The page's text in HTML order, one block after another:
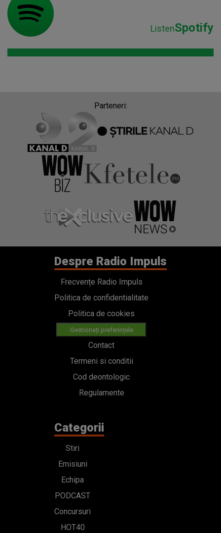
ListenSpotify
Parteneri:
Despre Radio Impuls
Frecvențe Radio Impuls
Politica de confidentialitate
Politica de cookies
Gestionați preferințele
Contact
Termeni si conditii
Cod deontologic
Regulamente
Categorii
Stiri
Emisiuni
Echipa
PODCAST
Concursuri
HOT40